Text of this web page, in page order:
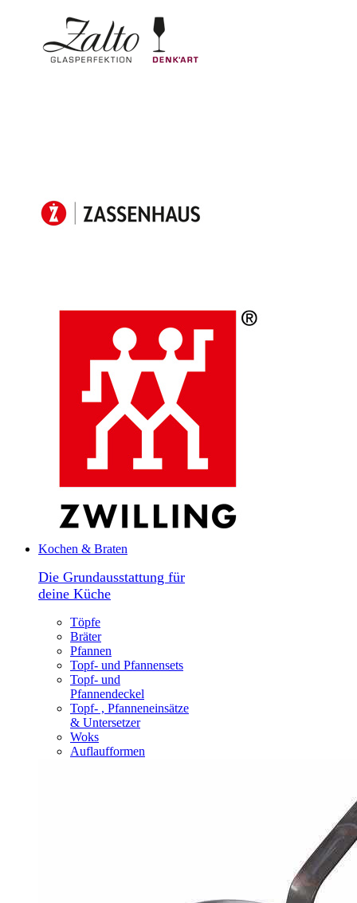
Kochen & Braten
Die Grundausstattung für
deine Küche
Töpfe
Bräter
Pfannen
Topf- und Pfannensets
Topf- und
Pfannendeckel
Topf- , Pfanneneinsätze
& Untersetzer
Woks
Auflaufformen